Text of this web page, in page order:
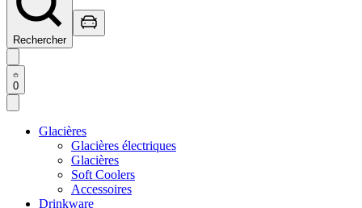
Rechercher
0
Glacières
Glacières électriques
Glacières
Soft Coolers
Accessoires
Drinkware